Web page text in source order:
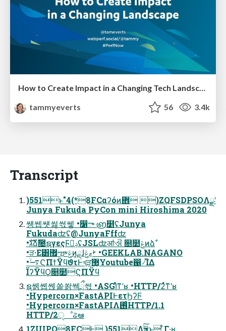
tammyeverts
56 3.4k
Transcript
)551ͱ"4(*8FCαʔόͷؔ܎ )ZQFSDPSOΛྫʹ
Junya Fukuda PyCon mini Hiroshima 2020
썡쎕썟썷쎣쎟 •෱ా ൏໵ʢJunya
Fukudaʣʢ@JunyaFffʣ
•גࣜձࣾ೔ຊγεςϜٕݚʢJSLʣॴଐ ௕໺ݝͷձࣾ
•ੜ·Ε͸޿ౡݝͷ͓ྡɺࢁޱݝ •GEEKLAB.NAGANO
•࠷ۙϚΠϯΫϥϑτͰখֶੜ޲͚Youtube഑৴࢝ΊΔ
ΪʔΫϥϘ௕໺ϚΠΫϥ
ຊ쏅쏍쏁쏱쏽쎅ྲྀ쎣 •ASGIͬͯͳʹʁ •HTTP/2ͬͯͳʹʁ
•Hypercorn×FastAPIͰετϦʔϜ
•Hypercorn×FastAPIΛ࢖ͬͨHTTP/1.1
HTTP/2ੑೳଌఆ
1ZUIPO8FCͰ )551Λҙࣝͨ͜͠ͱ ͋Γ·͔͢ʁ